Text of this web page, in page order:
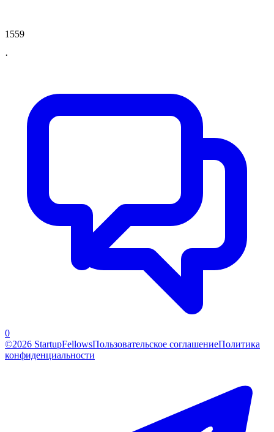
1559
·
0
©2026 StartupFellowsПользовательское соглашениеПолитика
конфиденциальности